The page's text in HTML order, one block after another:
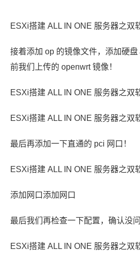
ESXi搭建 ALL IN ONE 服务器之双
接着添加 op 的镜像文件，添加硬
前我们上传的 openwrt 镜像！
ESXi搭建 ALL IN ONE 服务器之双
ESXi搭建 ALL IN ONE 服务器之双
最后再添加一下直通的 pci 网口！
ESXi搭建 ALL IN ONE 服务器之双
添加网口添加网口
最后我们再检查一下配置，确认没
ESXi搭建 ALL IN ONE 服务器之双